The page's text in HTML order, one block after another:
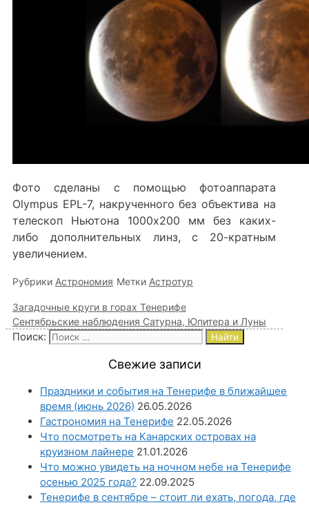
Фото сделаны с помощью фотоаппарата
Olympus EPL-7, накрученного без объектива на
телескоп Ньютона 1000х200 мм без каких-
либо дополнительных линз, с 20-кратным
увеличением.
Рубрики Астрономия Метки Астротур
Загадочные круги в горах Тенерифе
Сентябрьские наблюдения Сатурна, Юпитера и Луны
Поиск:
Свежие записи
Праздники и события на Тенерифе в ближайшее
время (июнь 2026) 26.05.2026
Гастрономия на Тенерифе 22.05.2026
Что посмотреть на Канарских островах на
круизном лайнере 21.01.2026
Что можно увидеть на ночном небе на Тенерифе
осенью 2025 года? 22.09.2025
Тенерифе в сентябре – стоит ли ехать, погода, где